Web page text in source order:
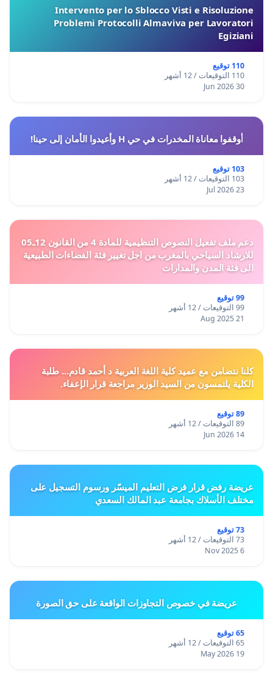
Intervento per lo Sblocco Visti e Risoluzione
Problemi Protocolli Almaviva per Lavoratori
Egiziani
110 توقيع
110 التوقيعات / 12 أشهر
30 Jun 2026
أوقفوا معاناة المخدرات في حي H وأعيدوا الأمان إلى حينا!
103 توقيع
103 التوقيعات / 12 أشهر
23 Jul 2026
دعم ملف تفعيل النصوص التنظيمية للمادة 4 من القانون 12ـ05
للارشاد السياحي بالمغرب من اجل تغيير فئة الفضاءات الطبيعية
الى فئة المدن والمدارات
99 توقيع
99 التوقيعات / 12 أشهر
21 Aug 2025
كلنا نتضامن مع عميد كلية اللغة العربية د أحمد قادم... طلبة
الكلية يلتمسون من السيد الوزير مراجعة قرار الإعفاء.
89 توقيع
89 التوقيعات / 12 أشهر
14 Jun 2026
عريضة رفض قرار فرض التعليم الميسّر ورسوم التسجيل على
مختلف الأسلاك بجامعة عبد المالك السعدي
73 توقيع
73 التوقيعات / 12 أشهر
6 Nov 2025
عريضة في خصوص التجاوزات الواقعة على حق الصورة
65 توقيع
65 التوقيعات / 12 أشهر
19 May 2026